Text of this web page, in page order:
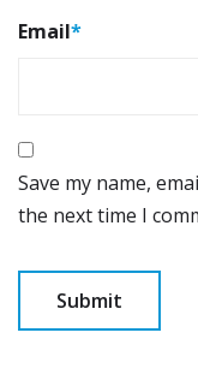
Email*
Save my name,
the next time I